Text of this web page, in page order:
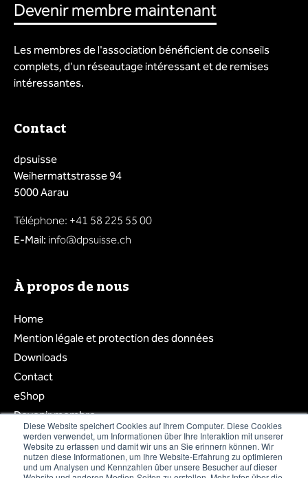
Diese Website speichert Cookies auf Ihrem Computer. Diese Cookies
werden verwendet, um Informationen über Ihre Interaktion mit unserer
Website zu erfassen und damit wir uns an Sie erinnern können. Wir
nutzen diese Informationen, um Ihre Website-Erfahrung zu optimieren
und um Analysen und Kennzahlen über unsere Besucher auf dieser
Devenir membre maintenant
Les membres de l'association bénéficient de conseils
complets, d'un réseautage intéressant et de remises
intéressantes.
Contact
dpsuisse
Weihermattstrasse 94
5000 Aarau
Téléphone: +41 58 225 55 00
E-Mail: info@dpsuisse.ch
À propos de nous
Home
Mention légale et protection des données
Downloads
Contact
eShop
Devenir membre
Login membre
Liste des membres